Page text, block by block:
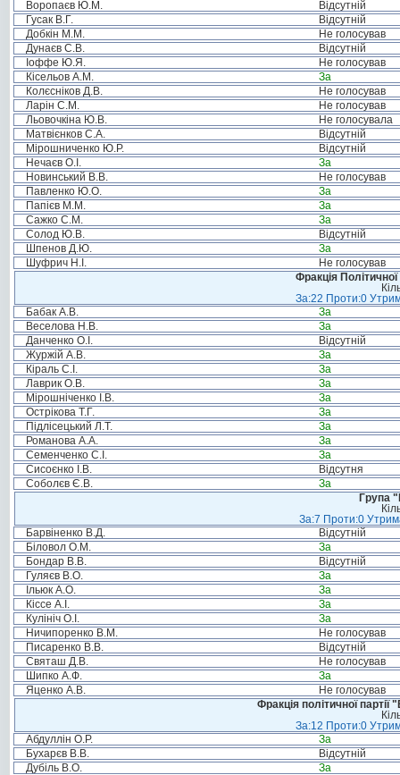
Воропаєв Ю.М.
Відсутній
Гусак В.Г.
Відсутній
Добкін М.М.
Не голосував
Дунаєв С.В.
Відсутній
Іоффе Ю.Я.
Не голосував
Кісельов А.М.
За
Колєсніков Д.В.
Не голосував
Ларін С.М.
Не голосував
Льовочкіна Ю.В.
Не голосувала
Матвієнков С.А.
Відсутній
Мірошниченко Ю.Р.
Відсутній
Нечаєв О.І.
За
Новинський В.В.
Не голосував
Павленко Ю.О.
За
Папієв М.М.
За
Сажко С.М.
За
Солод Ю.В.
Відсутній
Шпенов Д.Ю.
За
Шуфрич Н.І.
Не голосував
Фракція
За:22 Проти:0
Бабак А.В.
За
Веселова Н.В.
За
Данченко О.І.
Відсутній
Журжій А.В.
За
Кіраль С.І.
За
Лаврик О.В.
За
Мірошніченко І.В.
За
Острікова Т.Г.
За
Підлісецький Л.Т.
За
Романова А.А.
За
Семенченко С.І.
За
Сисоєнко І.В.
Відсутня
Соболєв Є.В.
За
Група
За:7 Проти:0
Барвіненко В.Д.
Відсутній
Біловол О.М.
За
Бондар В.В.
Відсутній
Гуляєв В.О.
За
Ільюк А.О.
За
Кіссе А.І.
За
Кулініч О.І.
За
Ничипоренко В.М.
Не голосував
Писаренко В.В.
Відсутній
Святаш Д.В.
Не голосував
Шипко А.Ф.
За
Яценко А.В.
Не голосував
Фракція політичної
За:12 Проти:0
Абдуллін О.Р.
За
Бухарєв В.В.
Відсутній
Дубіль В.О.
За